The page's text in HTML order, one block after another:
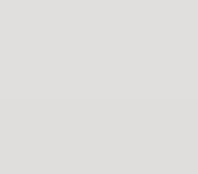
Zwłaszcza w pikantnym finiszu jest
kardamon. Mam wrażenie, że
ginów będą szli podobną
wszystkie botaniki razem,
z wielu osobnych maceratów.
Single Vintage 2002 (43%) z
lat w beczkach po
beczkach 1st fill po sherry
w alembiku z syropu trzcinowego.